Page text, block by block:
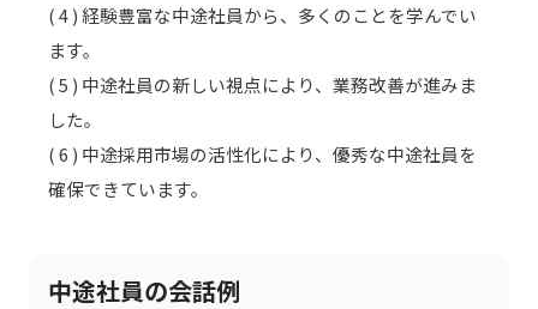
( 4 ) 経験豊富な中途社員から、多くのことを学んでい
ます。
( 5 ) 中途社員の新しい視点により、業務改善が進みま
した。
( 6 ) 中途採用市場の活性化により、優秀な中途社員を
確保できています。
中途社員の会話例